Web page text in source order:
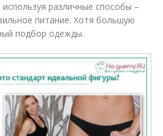
используя различные способы –
питание. Хотя большую
подбор одежды.